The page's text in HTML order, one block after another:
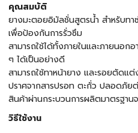
คุณสมบัติ
ยางมะตอยอิมัลชั่นสูตรน้ำ สำหรับท
เพื่อป้องกันการรั่วซึม
สามารถใช้ได้ทั้งภายในและภายนอก
ๆ ได้เป็นอย่างดี
สามารถใช้ทาหน้ายาง และรอยตัดแ
ปราศจากสารปรอท ตะกั่ว ปลอดภัย
สินค้าผ่านกระบวนการผลิตมาตรฐาน
วิธีใช้งาน